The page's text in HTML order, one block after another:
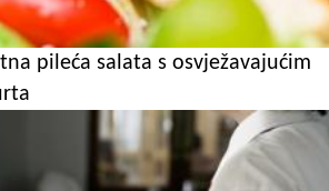
pileća salata s osvježavajućim